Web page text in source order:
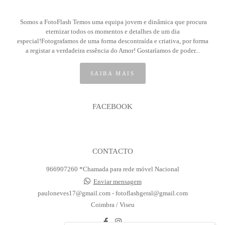
Somos a FotoFlash Temos uma equipa jovem e dinâmica que procura
eternizar todos os momentos e detalhes de um dia
especial!Fotografamos de uma forma descontraída e criativa, por forma
a registar a verdadeira essência do Amor! Gostaríamos de poder...
SAIBA MAIS
FACEBOOK
CONTACTO
966907260 *Chamada para rede móvel Nacional
Enviar mensagem
pauloneves17@gmail.com - fotoflashgeral@gmail.com
Coimbra / Viseu